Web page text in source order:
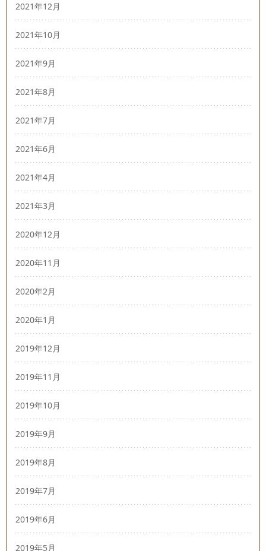
2021年12月
2021年10月
2021年9月
2021年8月
2021年7月
2021年6月
2021年4月
2021年3月
2020年12月
2020年11月
2020年2月
2020年1月
2019年12月
2019年11月
2019年10月
2019年9月
2019年8月
2019年7月
2019年6月
2019年5月